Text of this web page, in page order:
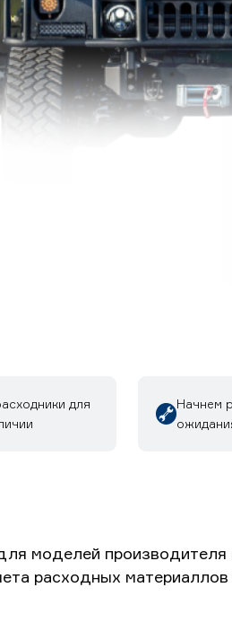
для
Начнем
моделей
расходных материаллов